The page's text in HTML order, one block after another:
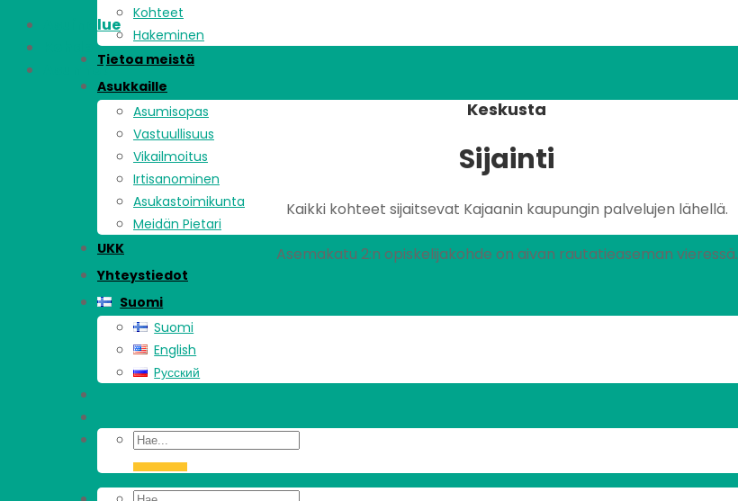
Kohteet
Hakeminen
Tietoa meistä
Asukkaille
Asumisopas
Vastuullisuus
Vikailmoitus
Irtisanominen
Asukastoimikunta
Meidän Pietari
UKK
Yhteystiedot
Suomi
Suomi
English
Pусский
Asuinalue
Asunnot
Keskusta
Sijainti
Kaikki kohteet sijaitsevat Kajaanin kaupungin palvelujen lähellä.
Asemakatu 2:n opiskelijakohde on aivan rautatieaseman vieressä.